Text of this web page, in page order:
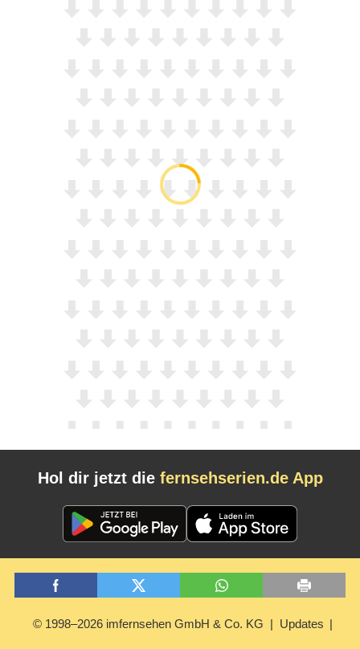
Hol dir jetzt die fernsehserien.de App
© 1998–2026 imfernsehen GmbH & Co. KG Updates